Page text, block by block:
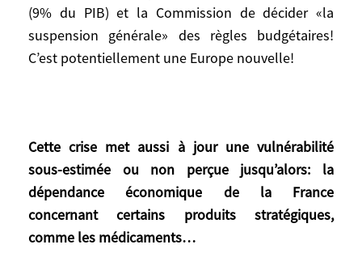
(9% du PIB) et la Commission de décider «la
suspension générale» des règles budgétaires!
C’est potentiellement une Europe nouvelle!
Cette crise met aussi à jour une vulnérabilité
sous-estimée ou non perçue jusqu’alors: la
dépendance économique de la France
concernant certains produits stratégiques,
comme les médicaments…
européenne vient quand même de mettre
sur la table plus de 1000 milliards d’euros
(9% du PIB) et la Commission de décider
Cette crise met aussi à jour une
vulnérabilité sous-estimée ou non perçue
jusqu’alors: la dépendance économique de